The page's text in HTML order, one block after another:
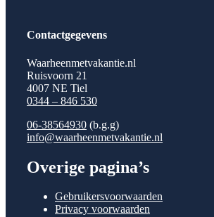
Contactgegevens
Waarheenmetvakantie.nl
Ruisvoorn 21
4007 NE Tiel
0344 – 846 530
06-38564930 (b.g.g)
info@waarheenmetvakantie.nl
Overige pagina’s
Gebruikersvoorwaarden
Privacy voorwaarden